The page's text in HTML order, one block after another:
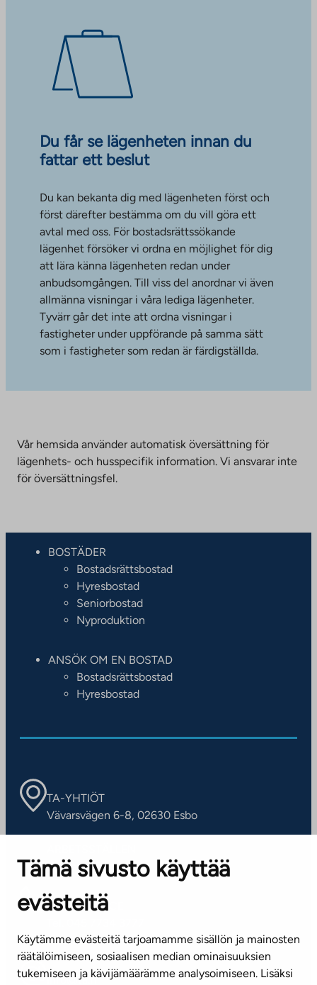
Tämä sivusto käyttää
evästeitä
Käytämme evästeitä tarjoamamme sisällön ja mainosten
räätälöimiseen, sosiaalisen median ominaisuuksien
tukemiseen ja kävijämäärämme analysoimiseen. Lisäksi
Du får se lägenheten innan du
fattar ett beslut
Du kan bekanta dig med lägenheten först och
först därefter bestämma om du vill göra ett
avtal med oss. För bostadsrättssökande
lägenhet försöker vi ordna en möjlighet för dig
att lära känna lägenheten redan under
anbudsomgången. Till viss del anordnar vi även
allmänna visningar i våra lediga lägenheter.
Tyvärr går det inte att ordna visningar i
fastigheter under uppförande på samma sätt
som i fastigheter som redan är färdigställda.
Vår hemsida använder automatisk översättning för
lägenhets- och husspecifik information. Vi ansvarar inte
för översättningsfel.
BOSTÄDER
Bostadsrättsbostad
Hyresbostad
Seniorbostad
Nyproduktion
ANSÖK OM EN BOSTAD
Bostadsrättsbostad
Hyresbostad
TA-YHTIÖT
Vävarsvägen 6-8, 02630 Esbo
Kontaktinformation
KUNDSERVICE
(vardagar kl. 8–16)
info@ta.fi